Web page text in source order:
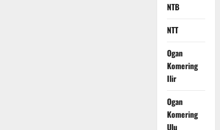
NTB
NTT
Ogan
Komering
Ilir
Ogan
Komering
Ulu